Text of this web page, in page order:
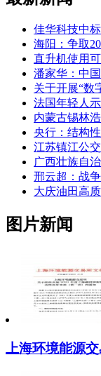
佳华科技中
海阳：争取
直升机使用
潘家华：中
关于开展“数
法国年轻人
内蒙古锡林
央行：结构
江苏镇江公
广西壮族自
邢云超：战
大庆油田高
图片新闻
上海环境能源